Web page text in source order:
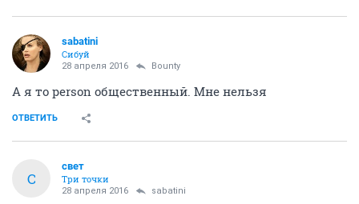
sabatini
Сибуй
28 апреля 2016 Bounty
А я то person общественный. Мне нельзя
ОТВЕТИТЬ
С
свет
Три точки
28 апреля 2016 sabatini